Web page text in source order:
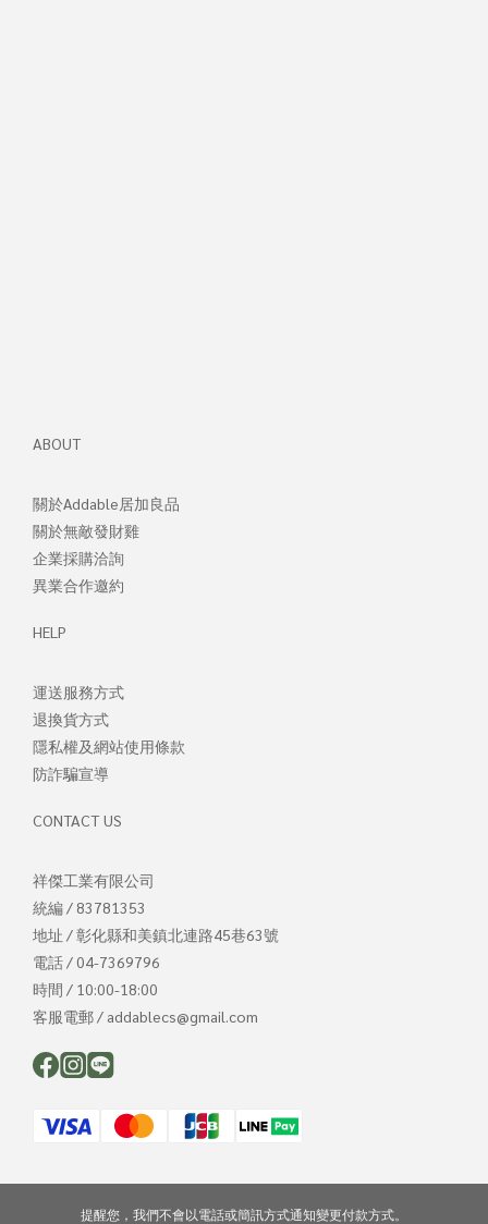
ABOUT
關於Addable居加良品
關於無敵發財雞
企業採購洽詢
異業合作邀約
HELP
運送服務方式
退換貨方式
隱私權及網站使用條款
防詐騙宣導
CONTACT US
祥傑工業有限公司
統編 / 83781353
地址 / 彰化縣和美鎮北連路45巷63號
電話 / 04-7369796
時間 / 10:00-18:00
客服電郵 / addablecs@gmail.com
提醒您，我們不會以電話或簡訊方式通知變更付款方式。